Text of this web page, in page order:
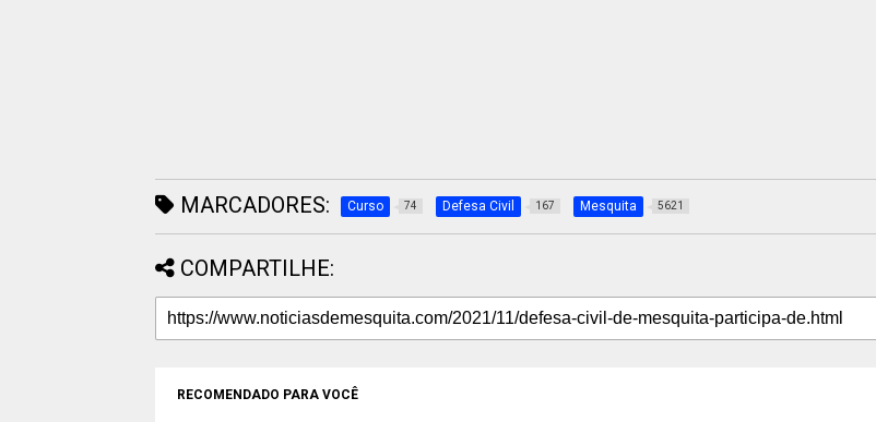
MARCADORES: Curso 74 Defesa Civil 167 Mesquita 5621
COMPARTILHE:
RECOMENDADO PARA VOCÊ